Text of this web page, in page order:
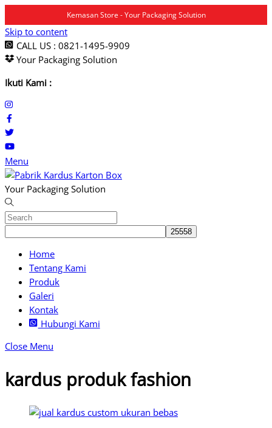
Kemasan Store - Your Packaging Solution
Skip to content
CALL US : 0821-1495-9909
Your Packaging Solution
Ikuti Kami :
Menu
Your Packaging Solution
Home
Tentang Kami
Produk
Galeri
Kontak
Hubungi Kami
Close Menu
kardus produk fashion